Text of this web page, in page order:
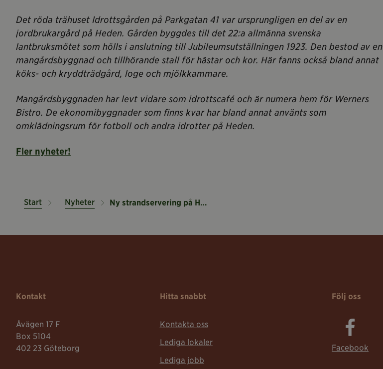
Det röda trähuset Idrottsgården på Parkgatan 41 var ursprungligen en del av en
jordbrukargård på Heden. Gården byggdes till det 22:a allmänna svenska
lantbruksmötet som hölls i anslutning till Jubileumsutställningen 1923. Den bestod av en
mangårdsbyggnad och tillhörande stall för hästar och kor. Här fanns också bland annat
köks- och kryddträdgård, loge och mjölkkammare.
Mangårdsbyggnaden har levt vidare som idrottscafé och är numera hem för Werners
Bistro. De ekonomibyggnader som finns kvar har bland annat använts som
omklädningsrum för fotboll och andra idrotter på Heden.
Fler nyheter!
Start Nyheter Ny strandservering på Heden
Kontakt
Åvägen 17 F
Box 5104
402 23 Göteborg
Hitta snabbt
Kontakta oss
Lediga lokaler
Lediga jobb
Följ oss
Facebook